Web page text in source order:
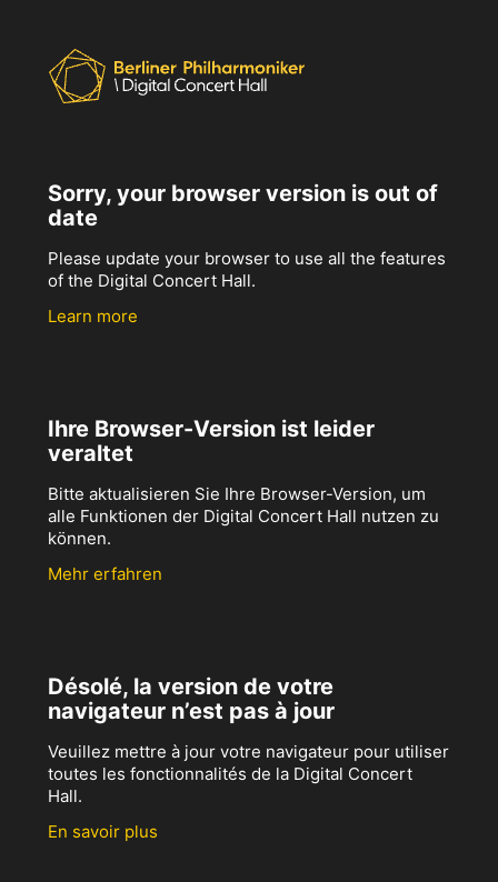
Sorry, your browser version is out of
date
Please update your browser to use all the features
of the Digital Concert Hall.
Learn more
Ihre Browser-Version ist leider
veraltet
Bitte aktualisieren Sie Ihre Browser-Version, um
alle Funktionen der Digital Concert Hall nutzen zu
können.
Mehr erfahren
Désolé, la version de votre
navigateur n’est pas à jour
Veuillez mettre à jour votre navigateur pour utiliser
toutes les fonctionnalités de la Digital Concert
Hall.
En savoir plus